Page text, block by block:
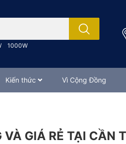
1000W
Kiến thức Vì Cộng Đồng
GIÁ RẺ TẠI CẦN